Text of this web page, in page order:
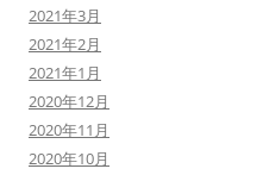
2021年3月
2021年2月
2021年1月
2020年12月
2020年11月
2020年10月